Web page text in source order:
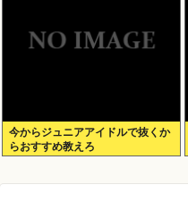
今からジュニアアイドルで抜くか
らおすすめ教えろ